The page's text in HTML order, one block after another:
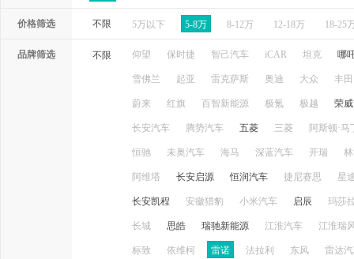
价格筛选 不限 5万以下 5-8万 8-12万 12-18万 18-25
品牌筛选 不限 仰望 保时捷 智己汽车 iCAR 坦克 哪
雪佛兰 起亚 雷克萨斯 奥迪 大众 丰田
蔚来 红旗 百智新能源 极氪 极越 荣威
长安汽车 腾势汽车 五菱 三菱 阿斯顿·马
恒驰 未奥汽车 海马 深蓝汽车 开瑞
阿维塔 长安启源 恒润汽车 捷尼赛思 星
长安凯程 安徽猎豹 小米汽车 启辰 玛莎
长城 思皓 瑞驰新能源 江淮汽车 江淮瑞
标致 依维柯 雷诺 法拉利 东风 雷达